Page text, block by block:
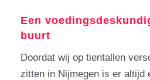
Een
buurt
Doordat wij op tientallen
zitten in Nijmegen is er altijd